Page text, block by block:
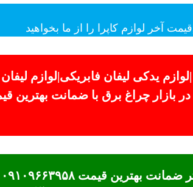
آخر لوازم کاپرا را از ما بخواهید
|لوازم یدکی لیفان فابریکی|لوازم
فروش لوازم یدکی لیفان در بازار چراغ برق با ضمانت
ماشین ظرفشویی آاگ - قیمت بدونه واسطه ماشین ظرفشویی آاگ در نمایندگی ااگ برتر ضمانت بهترین قیمت ۰۹۱۰۹۶۶۳۹۵۸